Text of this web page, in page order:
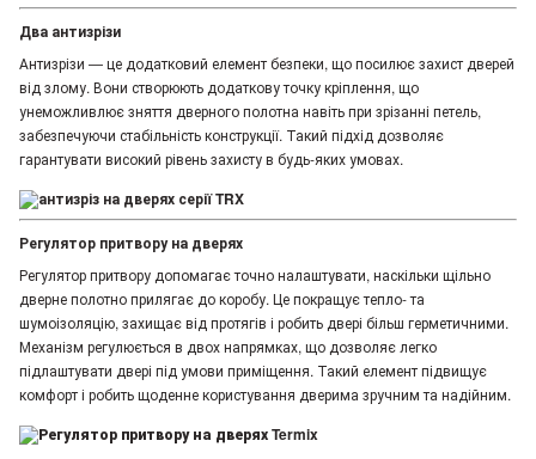
Два антизрізи
Антизрізи — це додатковий елемент безпеки, що посилює захист дверей
від злому. Вони створюють додаткову точку кріплення, що
унеможливлює зняття дверного полотна навіть при зрізанні петель,
забезпечуючи стабільність конструкції. Такий підхід дозволяє
гарантувати високий рівень захисту в будь-яких умовах.
Регулятор притвору на дверях
Регулятор притвору допомагає точно налаштувати, наскільки щільно
дверне полотно прилягає до коробу. Це покращує тепло- та
шумоізоляцію, захищає від протягів і робить двері більш герметичними.
Механізм регулюється в двох напрямках, що дозволяє легко
підлаштувати двері під умови приміщення. Такий елемент підвищує
комфорт і робить щоденне користування дверима зручним та надійним.